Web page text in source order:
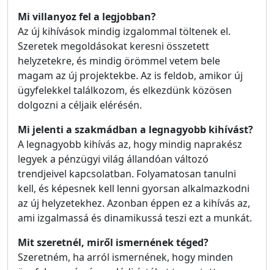
Mi villanyoz fel a legjobban?
Az új kihívások mindig izgalommal töltenek el.
Szeretek megoldásokat keresni összetett
helyzetekre, és mindig örömmel vetem bele
magam az új projektekbe. Az is feldob, amikor új
ügyfelekkel találkozom, és elkezdünk közösen
dolgozni a céljaik elérésén.
Mi jelenti a szakmádban a legnagyobb kihívást?
A legnagyobb kihívás az, hogy mindig naprakész
legyek a pénzügyi világ állandóan változó
trendjeivel kapcsolatban. Folyamatosan tanulni
kell, és képesnek kell lenni gyorsan alkalmazkodni
az új helyzetekhez. Azonban éppen ez a kihívás az,
ami izgalmassá és dinamikussá teszi ezt a munkát.
Mit szeretnél, miről ismernének téged?
Szeretném, ha arról ismernének, hogy minden